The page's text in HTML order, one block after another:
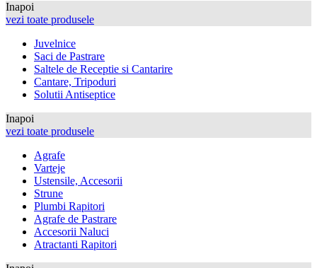
Inapoi
vezi toate produsele
Juvelnice
Saci de Pastrare
Saltele de Receptie si Cantarire
Cantare, Tripoduri
Solutii Antiseptice
Inapoi
vezi toate produsele
Agrafe
Varteje
Ustensile, Accesorii
Strune
Plumbi Rapitori
Agrafe de Pastrare
Accesorii Naluci
Atractanti Rapitori